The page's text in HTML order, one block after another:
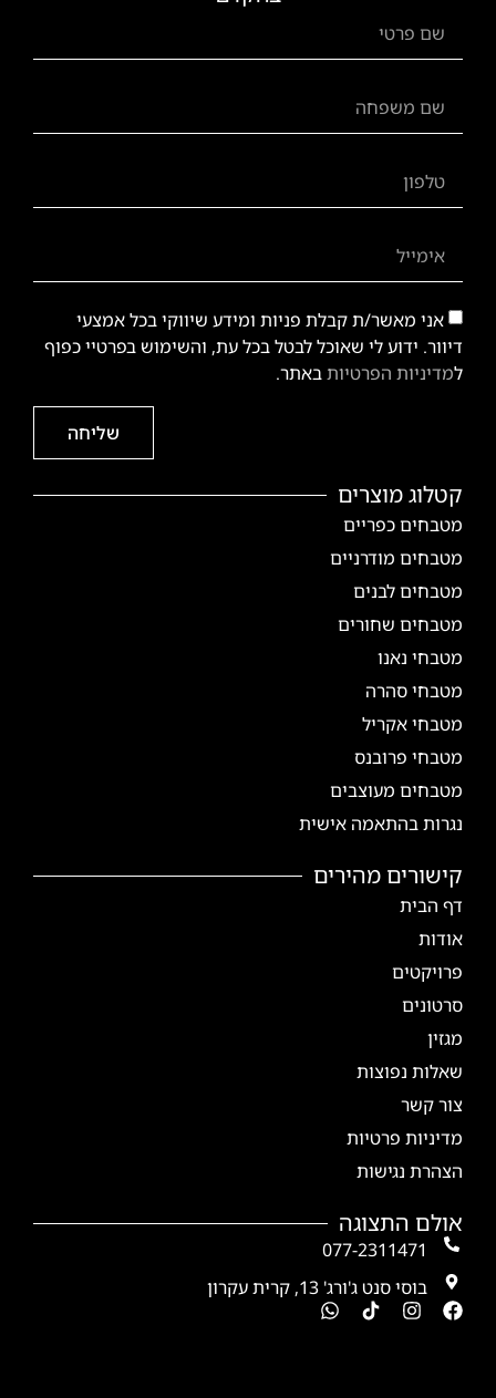
קטלוג מוצרים
מטבחים כפריים
מטבחים מודרניים
מטבחים לבנים
מטבחים שחורים
מטבחי נאנו
מטבחי סהרה
מטבחי אקריל
מטבחי פרובנס
מטבחים מעוצבים
נגרות בהתאמה אישית
קישורים מהירים
דף הבית
אודות
פרויקטים
סרטונים
מגזין
שאלות נפוצות
צור קשר
מדיניות פרטיות
הצהרת נגישות
אולם התצוגה
077-2311471
בוסי סנט ג'ורג' 13, קרית עקרון
אני מאשר/ת קבלת פניות ומידע שיווקי בכל אמצעי
דיוור. ידוע לי שאוכל לבטל בכל עת, והשימוש בפרטיי כפוף
למדיניות הפרטיותבאתר.
שליחה